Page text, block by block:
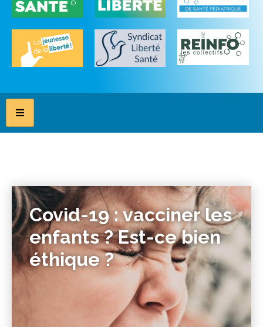
Covid-19 : vacciner les
enfants ? Est-ce bien
éthique ?